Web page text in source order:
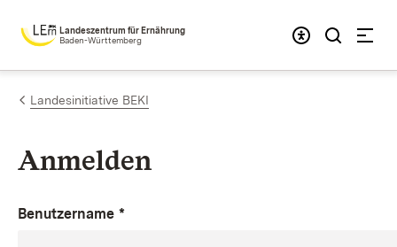
Zum Inhalt springen
Landeszentrum für Ernährung
Baden-Württemberg
Landesinitiative BEKI
Anmelden
Benutzername *